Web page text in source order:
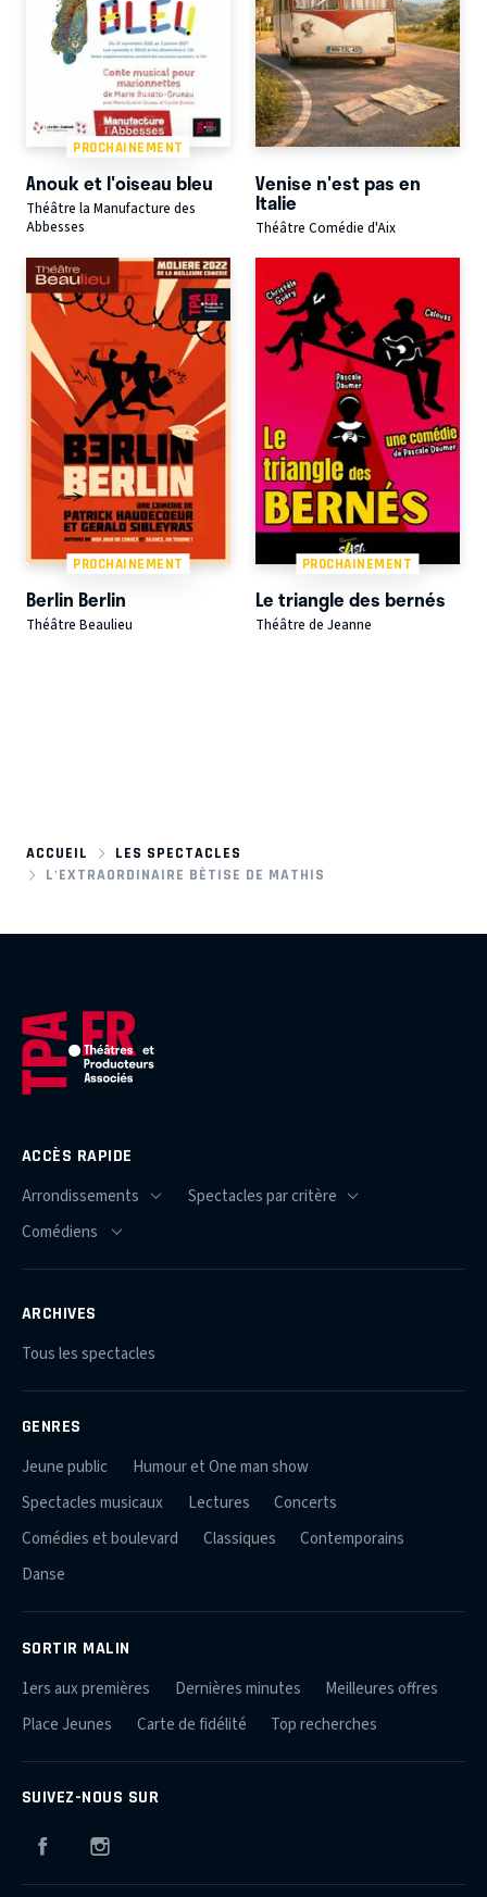
PROCHAINEMENT
Anouk et l'oiseau bleu
Théâtre la Manufacture des
Abbesses
Venise n'est pas en
Italie
Théâtre Comédie d'Aix
PROCHAINEMENT
Berlin Berlin
Théâtre Beaulieu
PROCHAINEMENT
Le triangle des bernés
Théâtre de Jeanne
ACCUEIL
LES SPECTACLES
L'EXTRAORDINAIRE BÊTISE DE MATHIS
ACCÈS RAPIDE
ARCHIVES
Tous les spectacles
GENRES
Jeune public
Humour et One man show
Spectacles musicaux
Lectures
Concerts
Comédies et boulevard
Classiques
Contemporains
Danse
SORTIR MALIN
1ers aux premières Dernières minutes
Meilleures offres
Place Jeunes
Carte de fidélité Top recherches
SUIVEZ-NOUS SUR
Facebook